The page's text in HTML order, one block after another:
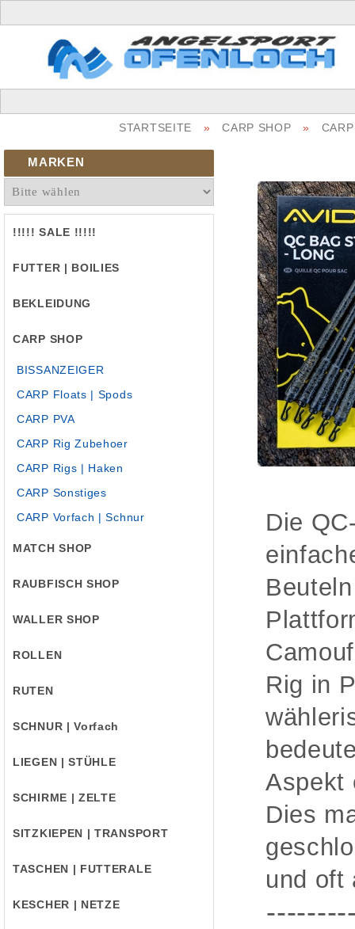
STARTSEITE » CARP SHOP »
MARKEN
!!!!! SALE !!!!!
FUTTER | BOILIES
BEKLEIDUNG
CARP SHOP
BISSANZEIGER
CARP Floats | Spods
CARP PVA
CARP Rig Zubehoer
CARP Rigs | Haken
CARP Sonstiges
CARP Vorfach | Schnur
MATCH SHOP
RAUBFISCH SHOP
WALLER SHOP
ROLLEN
RUTEN
SCHNUR | Vorfach
LIEGEN | STÜHLE
SCHIRME | ZELTE
SITZKIEPEN | TRANSPORT
TASCHEN | FUTTERALE
KESCHER | NETZE
Die
Rig in
Aspekt
Dies
und oft